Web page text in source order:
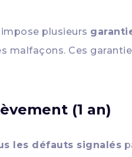
impose plusieurs
malfaçons. Ces
(1 an)
les défauts signalés